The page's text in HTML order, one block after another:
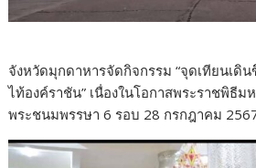
จังหวัดมุกดาหารจัดกิจกรรม “จุดเทียนเดิ
ไท้องค์ราชัน” เนื่องในโอกาสพระราชพิธีม
พระชนมพรรษา 6 รอบ 28 กรกฎาคม